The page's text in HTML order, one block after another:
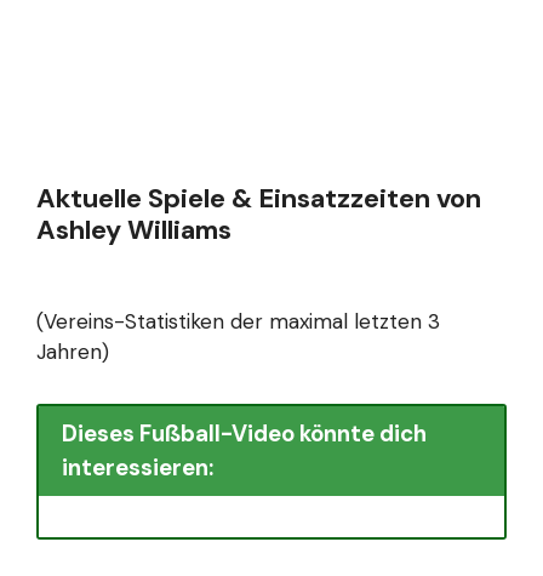
Aktuelle Spiele & Einsatzzeiten von
Ashley Williams
(Vereins-Statistiken der maximal letzten 3
Jahren)
Dieses Fußball-Video könnte dich
interessieren: